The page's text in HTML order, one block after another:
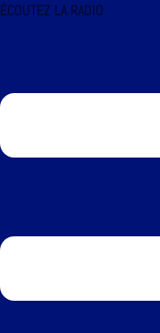
ÉCOUTEZ LA RADIO